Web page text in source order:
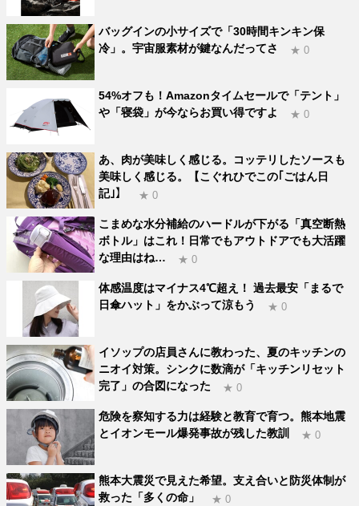
バッグインの小サイズで「30時間キンキン保
冷」。宇宙服素材が鍵なんだってさ
★ 0
54%オフも！Amazonタイムセールで「テント」
や「寝袋」が今ならお買い得ですよ
★ 0
あ、肉が美味しく感じる。コッテリしたソースも
美味しく感じる。【こぐれひでこの｢ごはん日
記｣】
★ 0
こまめな水分補給のハードルが下がる「真空断熱
ボトル」はこれ！日常でもアウトドアでも大活躍
な理由はね…
★ 0
体感温度はマイナス4℃超え！ 過去最安「まるで
日傘ハット」をかぶって涼もう
★ 0
イソップの店員さんに教わった、夏のキッチンの
ニオイ対策。シンクに数滴が「キッチンリセット
完了」の合図になった
★ 0
危険を察知する力は経験と教育で育つ。熊本地震
とイオンモール爆発事故が残した教訓
★ 0
熊本大震災で見えた希望。支え合いと防災体制が
救った「多くの命」
★ 0